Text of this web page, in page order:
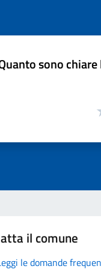
sono
il comune
le domande